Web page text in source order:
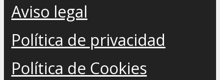
Aviso legal
Política de privacidad
Política de Cookies